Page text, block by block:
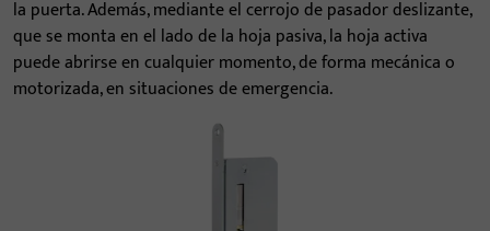
la puerta. Además, mediante el cerrojo de pasador deslizante,
que se monta en el lado de la hoja pasiva, la hoja activa
puede abrirse en cualquier momento, de forma mecánica o
motorizada, en situaciones de emergencia.